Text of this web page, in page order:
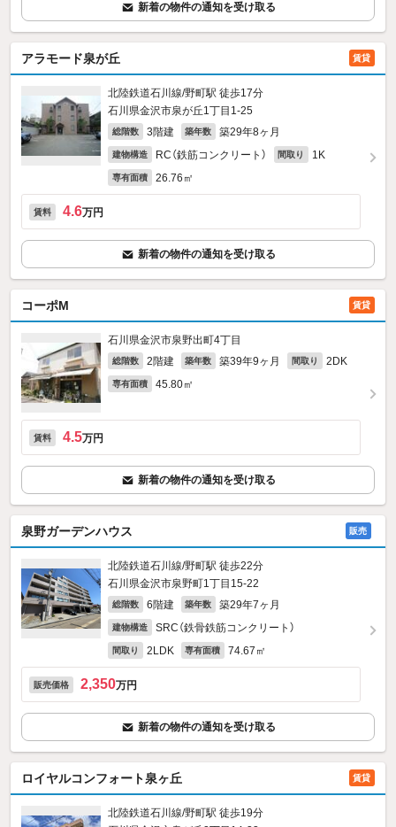
新着の物件の通知を受け取る
アラモード泉が丘 賃貸
北陸鉄道石川線/野町駅 徒歩17分
石川県金沢市泉が丘1丁目1-25
総階数 3階建 築年数 築29年8ヶ月
建物構造 RC（鉄筋コンクリート） 間取り 1K
専有面積 26.76㎡
賃料 4.6万円
新着の物件の通知を受け取る
コーポM 賃貸
石川県金沢市泉野出町4丁目
総階数 2階建 築年数 築39年9ヶ月 間取り 2DK
専有面積 45.80㎡
賃料 4.5万円
新着の物件の通知を受け取る
泉野ガーデンハウス 販売
北陸鉄道石川線/野町駅 徒歩22分
石川県金沢市泉野町1丁目15-22
総階数 6階建 築年数 築29年7ヶ月
建物構造 SRC（鉄骨鉄筋コンクリート）
間取り 2LDK 専有面積 74.67㎡
販売価格 2,350万円
新着の物件の通知を受け取る
ロイヤルコンフォート泉ヶ丘 賃貸
北陸鉄道石川線/野町駅 徒歩19分